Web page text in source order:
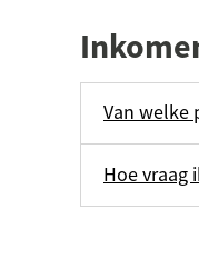
Van
Hoe